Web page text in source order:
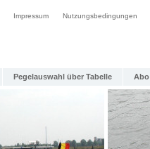
Impressum Nutzungsbedingungen
Pegelauswahl über Tabelle Abo